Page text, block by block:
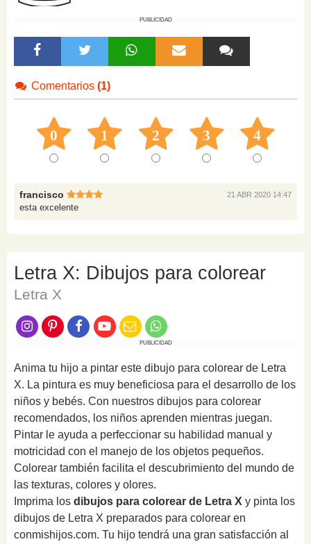
PUBLICIDAD
Comentarios (1)
0 1 2 3 4
21 ABR 2020 14:47
francisco
esta excelente
Letra X: Dibujos para colorear
Letra X
PUBLICIDAD
Anima tu hijo a pintar este dibujo para colorear de Letra
X. La pintura es muy beneficiosa para el desarrollo de los
niños y bebés. Con nuestros dibujos para colorear
recomendados, los niños aprenden mientras juegan.
Pintar le ayuda a perfeccionar su habilidad manual y
motricidad con el manejo de los objetos pequeños.
Colorear también facilita el descubrimiento del mundo de
las texturas, colores y olores.
Imprima los dibujos para colorear de Letra X y pinta los
dibujos de Letra X preparados para colorear en
conmishijos.com. Tu hijo tendrá una gran satisfacción al